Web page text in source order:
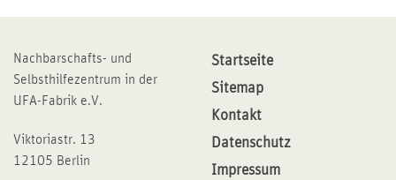
Nachbarschafts- und
Selbsthilfezentrum in der
UFA-Fabrik e.V.
Viktoriastr. 13
12105 Berlin
Startseite
Sitemap
Kontakt
Datenschutz
Impressum